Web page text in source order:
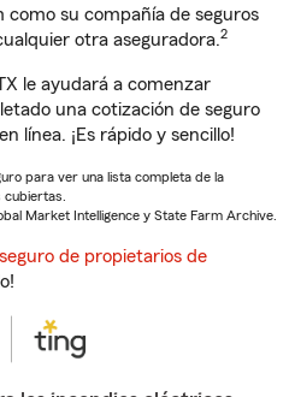
como su compañía de seguros
otra aseguradora.2
le ayudará a comenzar
una cotización de seguro
línea. ¡Es rápido y sencillo!
para ver una lista completa de la
Market Intelligence y State Farm Archive.
de propietarios de